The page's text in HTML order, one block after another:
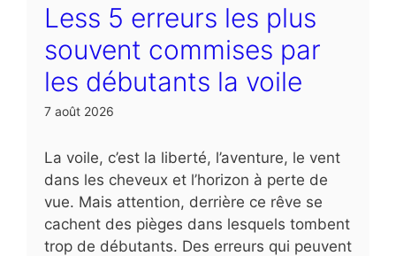
Less 5 erreurs les plus
souvent commises par
les débutants la voile
7 août 2026
La voile, c’est la liberté, l’aventure, le vent
dans les cheveux et l’horizon à perte de
vue. Mais attention, derrière ce rêve se
cachent des pièges dans lesquels tombent
trop de débutants. Des erreurs qui peuvent